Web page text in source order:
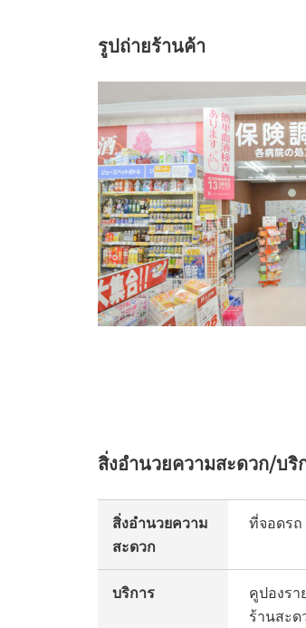
รูปถ่ายร้านค้า
สิ่งอำนวยความสะดวก/บริ
สิ่งอำนวยความ
สะดวก
ที่จอดรถ
บริการ
คูปองร
ร้านสะ